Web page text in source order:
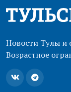
Новости Тулы и
Возрастное